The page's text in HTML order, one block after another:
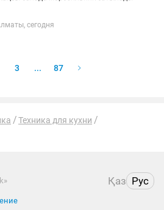
сегодня
3 ... 87
Техника для кухни
Қаз Рус